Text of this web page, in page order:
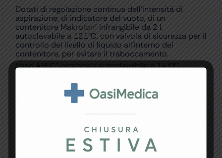
Dotati di regolazione continua dell’intensità di
aspirazione, di indicatore del vuoto, di un
contenitore Makrolon® infrangibile da 2 l,
autoclavabile a 121°C, con valvola di sicurezza per il
controllo del livello di liquido all’interno del
contenitore, per evitare il traboccamento.
Vaso APEC® opzionale autoclavabile a 143°C.
Vasi autoclavabili e sistema di raccolta monouso
disponibile un sistema di raccolta monouso
composto da un contenitore rigido riutilizzabile e
una sacca monouso in polietilene, con coperchio a
chiusura ermetica e filtro idrorepellente
antibatterico antireflusso, funzionante come valvola